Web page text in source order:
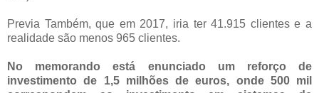
Previa Também, que em 2017, iria ter 41.915 clientes e a
realidade são menos 965 clientes.
No memorando está enunciado um reforço de
investimento de 1,5 milhões de euros, onde 500 mil